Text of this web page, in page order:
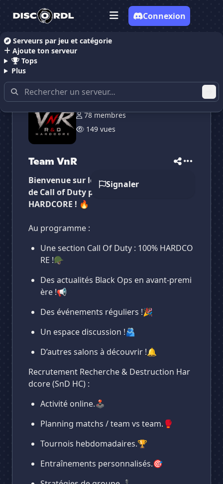
Serveurs par jeu et catégorie
Ajoute ton serveur
Tops
Plus
Connexion
Accueil Serveurs Discord Gaming
78 membres
149 vues
Team VnR
Signaler
Bienvenue sur le serveur de la Team VnR
de Call of Duty pour jouer en mode R&D
HARDCORE ! 🔥
Au programme :
Une section Call Of Duty : 100% HARDCO
RE !🪖
Des actualités Black Ops en avant-premi
ère !📢
Des événements réguliers !🎉
Un espace discussion !🫂
D’autres salons à découvrir !🔔
Recrutement Recherche & Destruction Har
dcore (SnD HC) :
Activité online.🕹️
Planning matchs / team vs team.🥊
Tournois hebdomadaires.🏆
Entraînements personnalisés.🎯
Vote pour
serveur ?